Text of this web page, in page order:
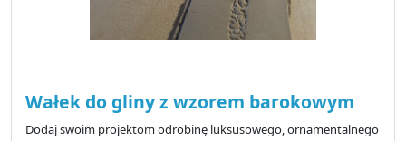
Wałek do gliny z wzorem barokowym
Dodaj swoim projektom odrobinę luksusowego, ornamentalnego